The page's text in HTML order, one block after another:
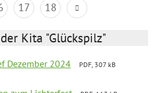
17 18
Kita "Glückspilz"
Dezember 2024
PDF, 307 kB